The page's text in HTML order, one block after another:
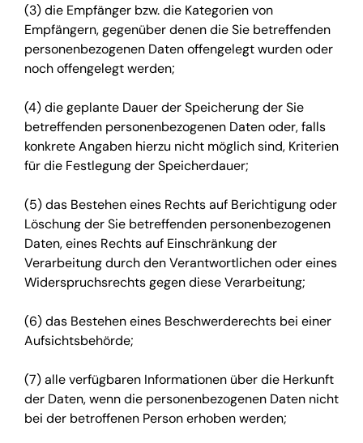
(3) die Empfänger bzw. die Kategorien von
Empfängern, gegenüber denen die Sie betreffenden
personenbezogenen Daten offengelegt wurden oder
noch offengelegt werden;
(4) die geplante Dauer der Speicherung der Sie
betreffenden personenbezogenen Daten oder, falls
konkrete Angaben hierzu nicht möglich sind, Kriterien
für die Festlegung der Speicherdauer;
(5) das Bestehen eines Rechts auf Berichtigung oder
Löschung der Sie betreffenden personenbezogenen
Daten, eines Rechts auf Einschränkung der
Verarbeitung durch den Verantwortlichen oder eines
Widerspruchsrechts gegen diese Verarbeitung;
(6) das Bestehen eines Beschwerderechts bei einer
Aufsichtsbehörde;
(7) alle verfügbaren Informationen über die Herkunft
der Daten, wenn die personenbezogenen Daten nicht
bei der betroffenen Person erhoben werden;